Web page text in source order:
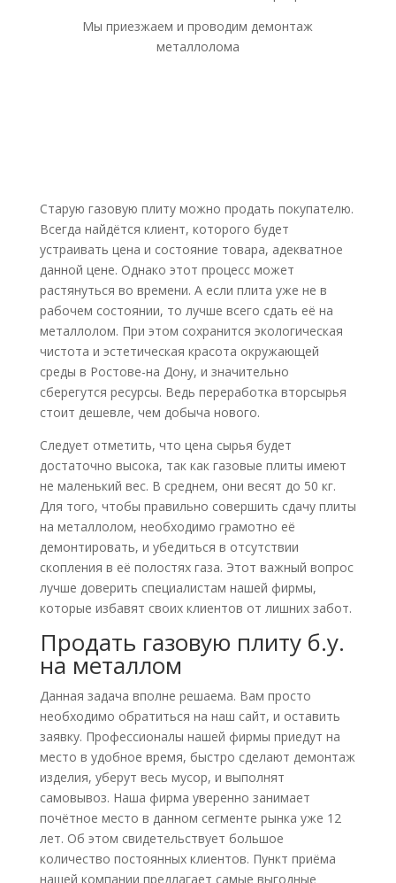
Мы приезжаем и проводим демонтаж
металлолома
Старую газовую плиту можно продать покупателю.
Всегда найдётся клиент, которого будет
устраивать цена и состояние товара, адекватное
данной цене. Однако этот процесс может
растянуться во времени. А если плита уже не в
рабочем состоянии, то лучше всего сдать её на
металлолом. При этом сохранится экологическая
чистота и эстетическая красота окружающей
среды в Ростове-на Дону, и значительно
сберегутся ресурсы. Ведь переработка вторсырья
стоит дешевле, чем добыча нового.
Следует отметить, что цена сырья будет
достаточно высока, так как газовые плиты имеют
не маленький вес. В среднем, они весят до 50 кг.
Для того, чтобы правильно совершить сдачу плиты
на металлолом, необходимо грамотно её
демонтировать, и убедиться в отсутствии
скопления в её полостях газа. Этот важный вопрос
лучше доверить специалистам нашей фирмы,
которые избавят своих клиентов от лишних забот.
Продать газовую плиту б.у.
на металлом
Данная задача вполне решаема. Вам просто
необходимо обратиться на наш сайт, и оставить
заявку. Профессионалы нашей фирмы приедут на
место в удобное время, быстро сделают демонтаж
изделия, уберут весь мусор, и выполнят
самовывоз. Наша фирма уверенно занимает
почётное место в данном сегменте рынка уже 12
лет. Об этом свидетельствует большое
количество постоянных клиентов. Пункт приёма
нашей компании предлагает самые выгодные